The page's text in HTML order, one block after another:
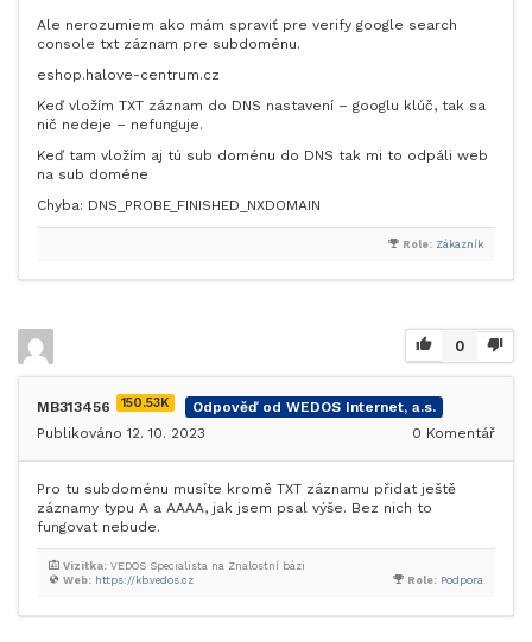
Ale nerozumiem ako mám spraviť pre verify google search
console txt záznam pre subdoménu.
eshop.halove-centrum.cz
Keď vložím TXT záznam do DNS nastavení – googlu klúč, tak sa
nič nedeje – nefunguje.
Keď tam vložím aj tú sub doménu do DNS tak mi to odpáli web
na sub doméne
Chyba: DNS_PROBE_FINISHED_NXDOMAIN
Role: Zákazník
0
MB313456 150.53K
Odpověď od WEDOS Internet, a.s.
Publikováno 12. 10. 2023
0 Komentář
Pro tu subdoménu musíte kromě TXT záznamu přidat ještě
záznamy typu A a AAAA, jak jsem psal výše. Bez nich to
fungovat nebude.
Role: Podpora
Web: https://kb.vedos.cz
Vizitka: VEDOS Specialista na Znalostní bázi